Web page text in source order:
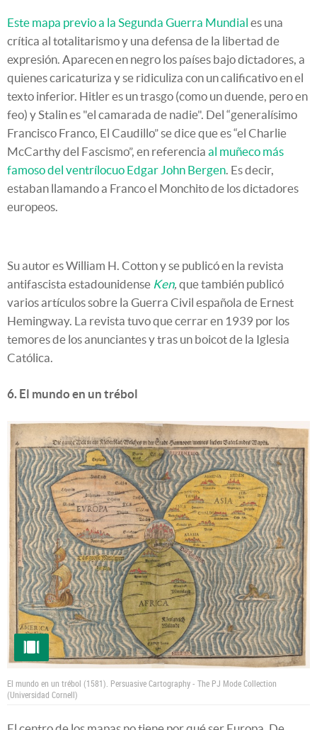
Este mapa previo a la Segunda Guerra Mundial es una
crítica al totalitarismo y una defensa de la libertad de
expresión. Aparecen en negro los países bajo dictadores, a
quienes caricaturiza y se ridiculiza con un calificativo en el
texto inferior. Hitler es un trasgo (como un duende, pero en
feo) y Stalin es "el camarada de nadie". Del “generalísimo
Francisco Franco, El Caudillo” se dice que es “el Charlie
McCarthy del Fascismo”, en referencia al muñeco más
famoso del ventrílocuo Edgar John Bergen. Es decir,
estaban llamando a Franco el Monchito de los dictadores
europeos.
Su autor es William H. Cotton y se publicó en la revista
antifascista estadounidense Ken, que también publicó
varios artículos sobre la Guerra Civil española de Ernest
Hemingway. La revista tuvo que cerrar en 1939 por los
temores de los anunciantes y tras un boicot de la Iglesia
Católica.
6. El mundo en un trébol
El mundo en un trébol (1581). Persuasive Cartography - The PJ Mode Collection
(Universidad Cornell)